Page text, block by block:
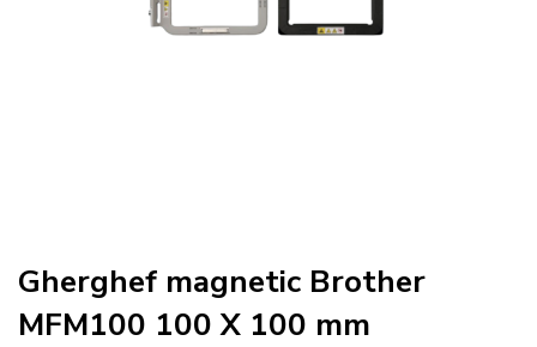
Gherghef magnetic Brother
MFM100 100 X 100 mm